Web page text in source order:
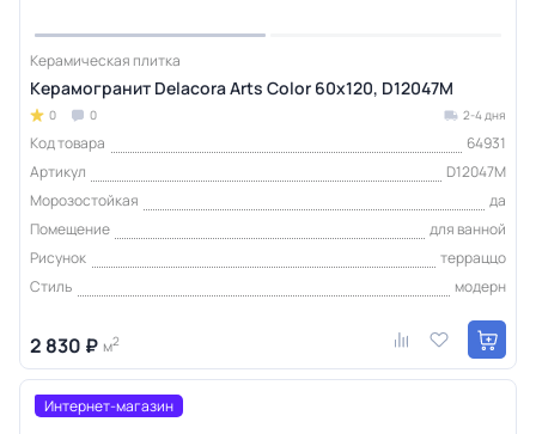
Керамическая плитка
Керамогранит Delacora Arts Color 60x120, D12047M
0 0 2-4 дня
Код товара
64931
Артикул
D12047M
Морозостойкая
да
Помещение
для ванной
Рисунок
терраццо
Стиль
модерн
2 830 ₽ м2
Интернет-магазин